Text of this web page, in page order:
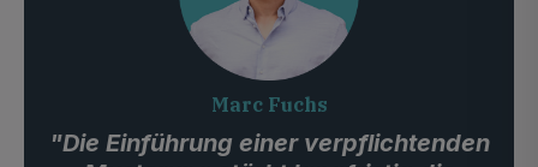
Marc Fuchs
"Die Einführung einer verpflichtenden